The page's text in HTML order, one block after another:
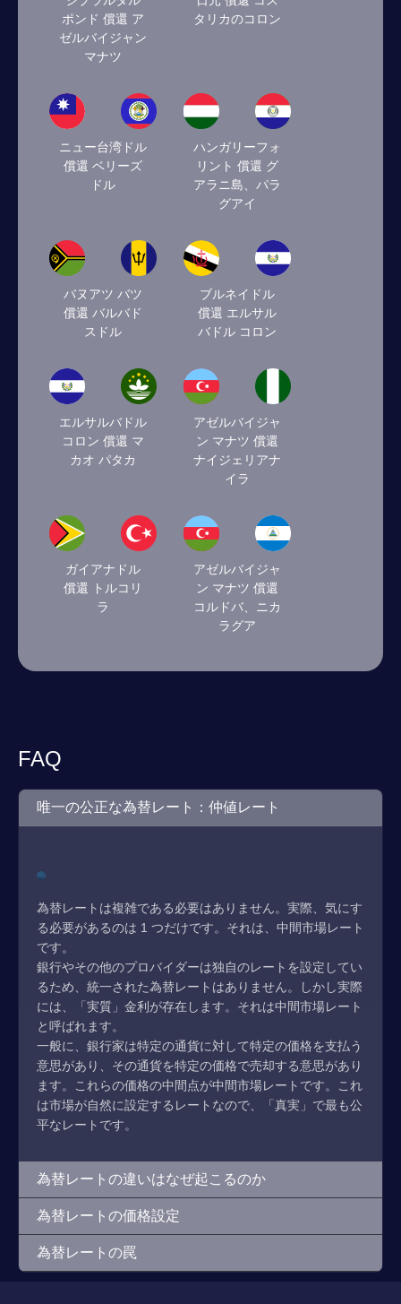
ポンド 償還 ア
ゼルバイジャン
マナツ
タリカのコロン
ニュー台湾ドル
償還 ベリーズ
ドル
ハンガリーフォ
リント 償還 グ
アラニ島、パラ
グアイ
バヌアツ バツ
償還 バルバド
スドル
ブルネイドル
償還 エルサル
バドル コロン
エルサルバドル
コロン 償還 マ
カオ パタカ
アゼルバイジャ
ン マナツ 償還
ナイジェリアナ
イラ
ガイアナドル
償還 トルコリ
ラ
アゼルバイジャ
ン マナツ 償還
コルドバ、ニカ
ラグア
FAQ
唯一の公正な為替レート：仲値レート
為替レートは複雑である必要はありません。実際、気にす
る必要があるのは 1 つだけです。それは、中間市場レート
です。
銀行やその他のプロバイダーは独自のレートを設定してい
るため、統一された為替レートはありません。しかし実際
には、「実質」金利が存在します。それは中間市場レート
と呼ばれます。
一般に、銀行家は特定の通貨に対して特定の価格を支払う
意思があり、その通貨を特定の価格で売却する意思があり
ます。これらの価格の中間点が中間市場レートです。これ
は市場が自然に設定するレートなので、「真実」で最も公
平なレートです。
為替レートの違いはなぜ起こるのか
為替レートの価格設定
為替レートの罠